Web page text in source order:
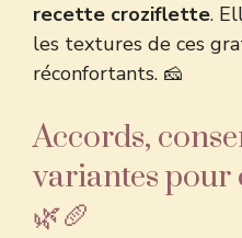
recette croziflette.
les textures de ces
réconfortants. 🧀
Accords,
variantes pour
🌿🥖